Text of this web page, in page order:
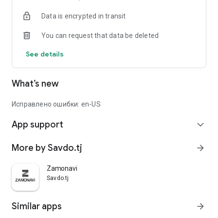
Data is encrypted in transit
You can request that data be deleted
See details
What’s new
Исправлено ошибки: en-US
App support expand_more
More by Savdo.tj arrow_forward
Zamonavi
Savdo.tj
Similar apps arrow_forward